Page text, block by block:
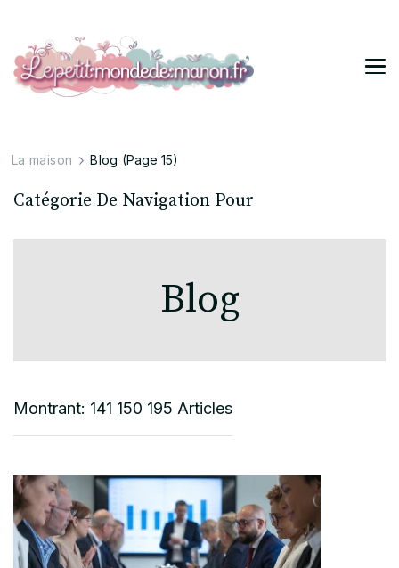
La maison Blog (Page 15)
Catégorie De Navigation Pour
Blog
Montrant: 141 150 195 Articles